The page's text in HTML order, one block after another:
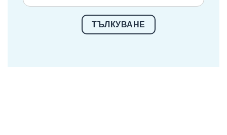
ТЪЛКУВАНЕ